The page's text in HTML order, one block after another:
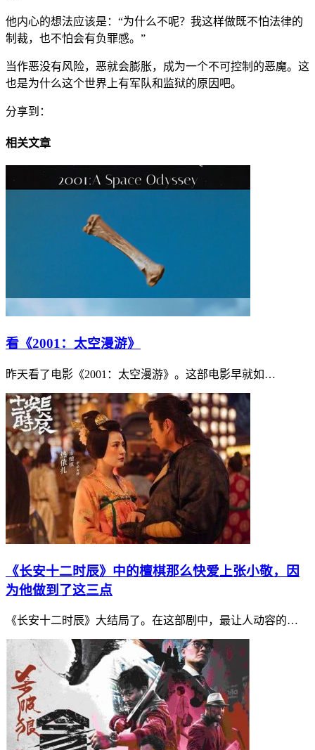
他内心的想法应该是：“为什么不呢？我这样做既不怕法律的
制裁，也不怕会有负罪感。”
当作恶没有风险，恶就会膨胀，成为一个不可控制的恶魔。这
也是为什么这个世界上有军队和监狱的原因吧。
分享到：
相关文章
看《2001：太空漫游》
昨天看了电影《2001：太空漫游》。这部电影早就如…
《长安十二时辰》中的檀棋那么快爱上张小敬，因
为他做到了这三点
《长安十二时辰》大结局了。在这部剧中，最让人动容的…